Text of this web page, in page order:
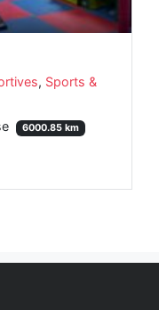
, Sports &
6000.85 km